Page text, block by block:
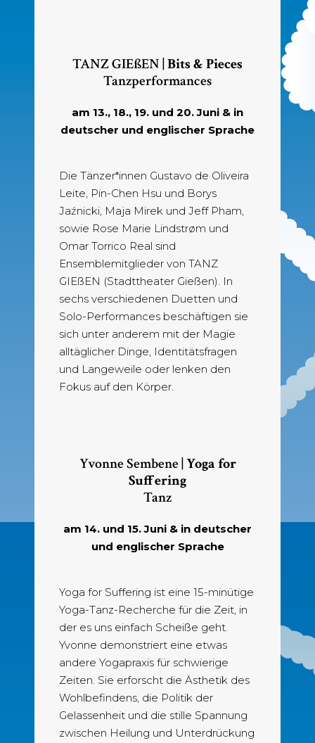
TANZ GIEßEN | Bits & Pieces
Tanzperformances
am 13., 18., 19. und 20. Juni & in
deutscher und englischer Sprache
Die Tänzer*innen Gustavo de Oliveira
Leite, Pin-Chen Hsu und Borys
Jaźnicki, Maja Mirek und Jeff Pham,
sowie Rose Marie Lindstrøm und
Omar Torrico Real sind
Ensemblemitglieder von TANZ
GIEßEN (Stadttheater Gießen). In
sechs verschiedenen Duetten und
Solo-Performances beschäftigen sie
sich unter anderem mit der Magie
alltäglicher Dinge, Identitätsfragen
und Langeweile oder lenken den
Fokus auf den Körper.
Yvonne Sembene | Yoga for
Suffering
Tanz
am 14. und 15. Juni & in deutscher
und englischer Sprache
Yoga for Suffering ist eine 15-minütige
Yoga-Tanz-Recherche für die Zeit, in
der es uns einfach Scheiße geht.
Yvonne demonstriert eine etwas
andere Yogapraxis für schwierige
Zeiten. Sie erforscht die Ästhetik des
Wohlbefindens, die Politik der
Gelassenheit und die stille Spannung
zwischen Heilung und Unterdrückung